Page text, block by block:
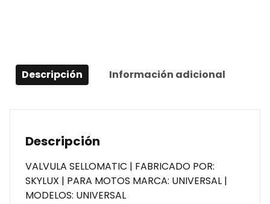
Descripción Información adicional
Descripción
VALVULA SELLOMATIC | FABRICADO POR:
SKYLUX | PARA MOTOS MARCA: UNIVERSAL |
MODELOS: UNIVERSAL